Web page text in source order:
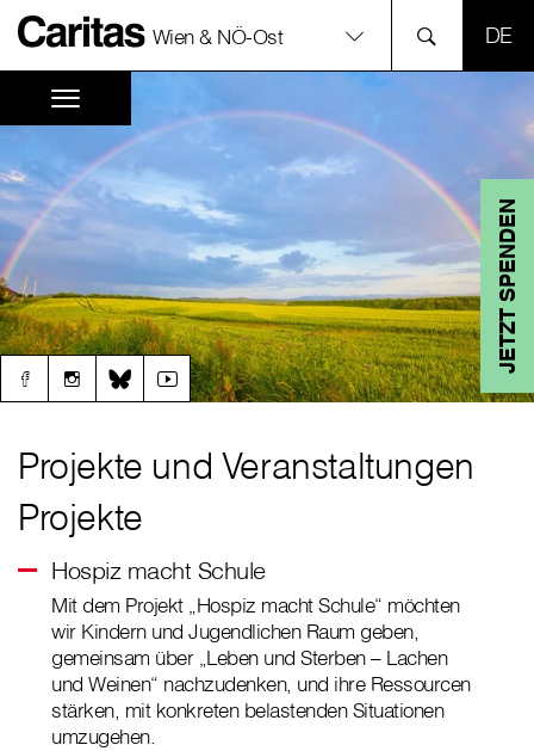
Wien & NÖ-Ost
JETZT SPENDEN
Projekte und Veranstaltungen
Projekte
Hospiz macht Schule
Mit dem Projekt „Hospiz macht Schule“ möchten
wir Kindern und Jugendlichen Raum geben,
gemeinsam über „Leben und Sterben – Lachen
und Weinen“ nachzudenken, und ihre Ressourcen
stärken, mit konkreten belastenden Situationen
umzugehen.